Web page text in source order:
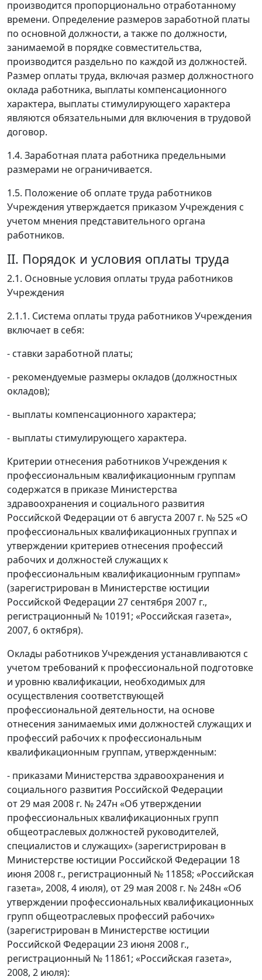
производится пропорционально отработанному
времени. Определение размеров заработной платы
по основной должности, а также по должности,
занимаемой в порядке совместительства,
производится раздельно по каждой из должностей.
Размер оплаты труда, включая размер должностного
оклада работника, выплаты компенсационного
характера, выплаты стимулирующего характера
являются обязательными для включения в трудовой
договор.
1.4. Заработная плата работника предельными
размерами не ограничивается.
1.5. Положение об оплате труда работников
Учреждения утверждается приказом Учреждения с
учетом мнения представительного органа
работников.
II. Порядок и условия оплаты труда
2.1. Основные условия оплаты труда работников
Учреждения
2.1.1. Система оплаты труда работников Учреждения
включает в себя:
- ставки заработной платы;
- рекомендуемые размеры окладов (должностных
окладов);
- выплаты компенсационного характера;
- выплаты стимулирующего характера.
Критерии отнесения работников Учреждения к
профессиональным квалификационным группам
содержатся в приказе Министерства
здравоохранения и социального развития
Российской Федерации от 6 августа 2007 г. № 525 «О
профессиональных квалификационных группах и
утверждении критериев отнесения профессий
рабочих и должностей служащих к
профессиональным квалификационным группам»
(зарегистрирован в Министерстве юстиции
Российской Федерации 27 сентября 2007 г.,
регистрационный № 10191; «Российская газета»,
2007, 6 октября).
Оклады работников Учреждения устанавливаются с
учетом требований к профессиональной подготовке
и уровню квалификации, необходимых для
осуществления соответствующей
профессиональной деятельности, на основе
отнесения занимаемых ими должностей служащих и
профессий рабочих к профессиональным
квалификационным группам, утвержденным:
- приказами Министерства здравоохранения и
социального развития Российской Федерации
от 29 мая 2008 г. № 247н «Об утверждении
профессиональных квалификационных групп
общеотраслевых должностей руководителей,
специалистов и служащих» (зарегистрирован в
Министерстве юстиции Российской Федерации 18
июня 2008 г., регистрационный № 11858; «Российская
газета», 2008, 4 июля), от 29 мая 2008 г. № 248н «Об
утверждении профессиональных квалификационных
групп общеотраслевых профессий рабочих»
(зарегистрирован в Министерстве юстиции
Российской Федерации 23 июня 2008 г.,
регистрационный № 11861; «Российская газета»,
2008, 2 июля):